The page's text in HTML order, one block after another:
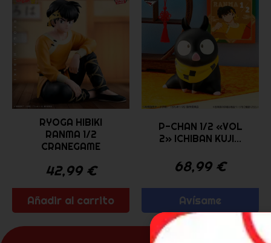
RYOGA HIBIKI
RANMA 1/2
CRANEGAME
42,99 €
Añadir al carrito
P-CHAN 1/2 «VOL
2» ICHIBAN KUJI...
68,99 €
Avísame